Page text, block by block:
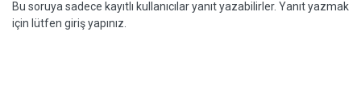
Bu soruya sadece kayıtlı kullanıcılar yanıt yazabilirler. Yanıt yazmak
için lütfen giriş yapınız.